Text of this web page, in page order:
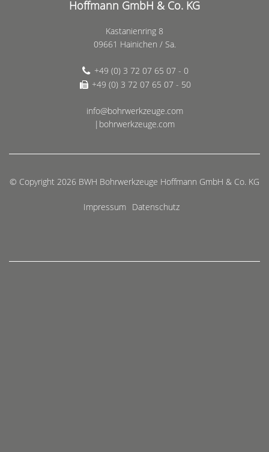
Hoffmann GmbH & Co. KG
Kastanienring 8
09661 Hainichen / Sa.
+49 (0) 3 72 07 65 07 - 0
+49 (0) 3 72 07 65 07 - 50
info@bohrwerkzeuge.com
|bohrwerkzeuge.com
© Copyright 2026 BWH Bohrwerkzeuge Hoffmann GmbH & Co. KG
Impressum Datenschutz